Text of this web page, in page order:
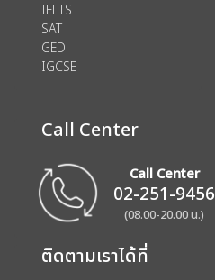
IELTS
SAT
GED
IGCSE
Call Center
Call Center
02-251-9456
(08.00-20.00 น.)
ติดตามเราได้ที่